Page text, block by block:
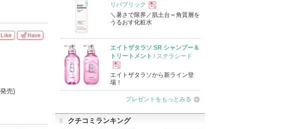
とみる (73)
売)
Like Have
リパブリック
現
品
＼暑さで限界／肌土台＝角質層を
うるおす化粧水
エイトザタラソ SR シャンプー＆
トリートメント / ステラシード
現
エイトザタラソから新ライン登
場！
プレゼントをもっとみる
クチコミランキング